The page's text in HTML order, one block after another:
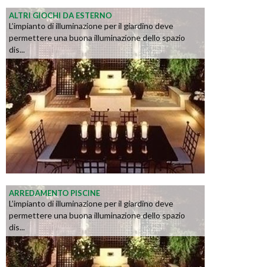
ALTRI GIOCHI DA ESTERNO
L’impianto di illuminazione per il giardino deve
permettere una buona illuminazione dello spazio
dis...
ARREDAMENTO PISCINE
L’impianto di illuminazione per il giardino deve
permettere una buona illuminazione dello spazio
dis...